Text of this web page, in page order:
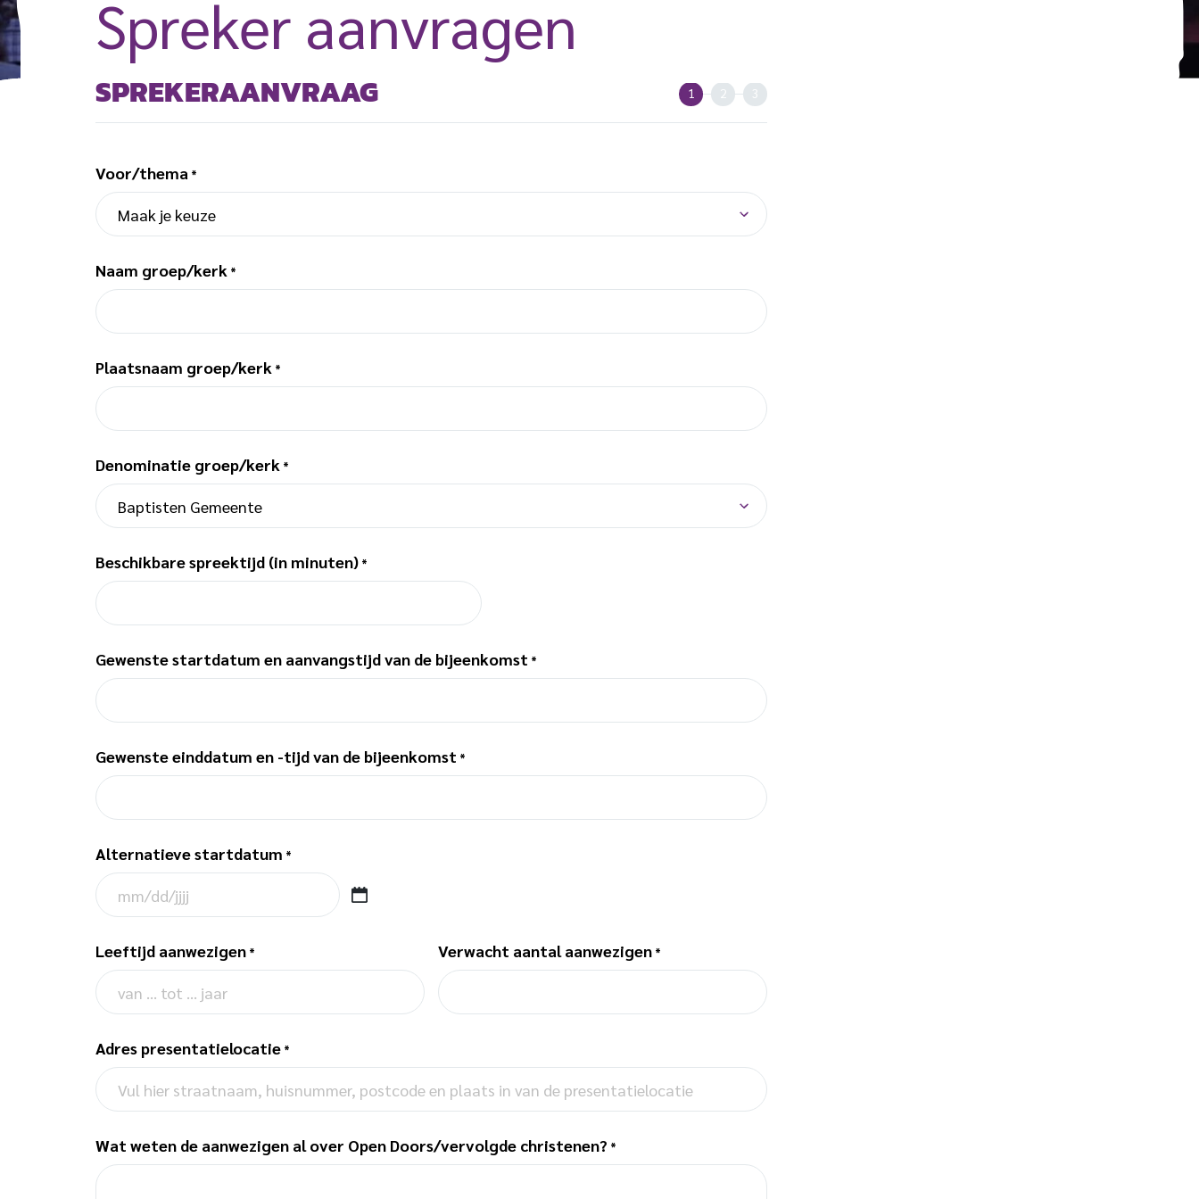
Spreker aanvragen
1
SPREKERAANVRAAG 2 3
Voor/thema *
Naam groep/kerk *
Plaatsnaam groep/kerk *
Denominatie groep/kerk *
Beschikbare spreektijd (in minuten) *
Gewenste startdatum en aanvangstijd van de bijeenkomst *
Gewenste einddatum en -tijd van de bijeenkomst *
Alternatieve startdatum *
M
s
l
a
h
D
D
l
a
Leeftijd aanwezigen * Verwacht aantal aanwezigen *
Adres presentatielocatie *
Wat weten de aanwezigen al over Open Doors/vervolgde christenen? *